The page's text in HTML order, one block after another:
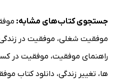
جستجوی کتاب‌های مشابه:
موفقیت شغلی، موفقیت در
راهنمای موفقیت، موفقیت در
ها، تغییر زندگی، دانلود کتاب